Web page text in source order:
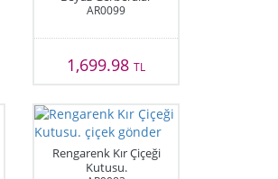
AR0099
1,699.98TL
Rengarenk Kır Çiçeği
Kutusu.